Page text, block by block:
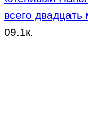
всего двадцать
09.1к.